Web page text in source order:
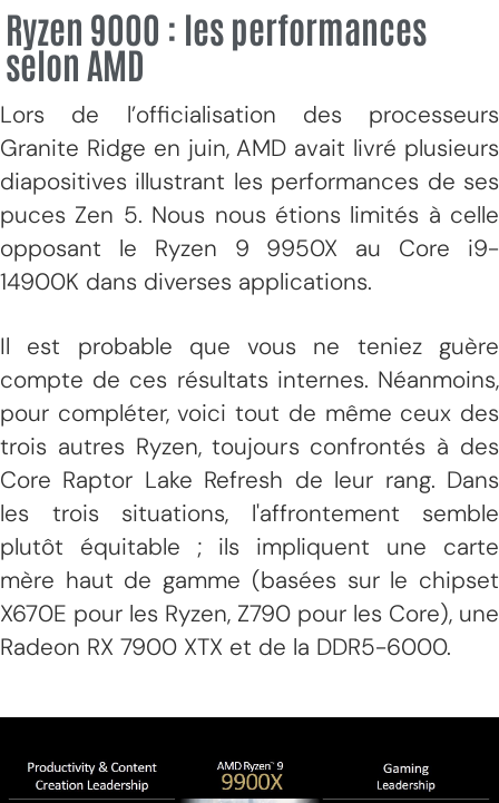
Ryzen 9000 : les performances
selon AMD
Lors de l’officialisation des processeurs
Granite Ridge en juin, AMD avait livré plusieurs
diapositives illustrant les performances de ses
puces Zen 5. Nous nous étions limités à celle
opposant le Ryzen 9 9950X au Core i9-
14900K dans diverses applications.
Il est probable que vous ne teniez guère
compte de ces résultats internes. Néanmoins,
pour compléter, voici tout de même ceux des
trois autres Ryzen, toujours confrontés à des
Core Raptor Lake Refresh de leur rang. Dans
les trois situations, l'affrontement semble
plutôt équitable ; ils impliquent une carte
mère haut de gamme (basées sur le chipset
X670E pour les Ryzen, Z790 pour les Core), une
Radeon RX 7900 XTX et de la DDR5-6000.